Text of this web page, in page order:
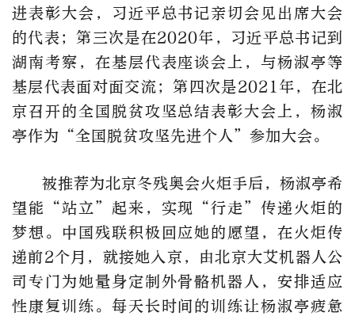
进表彰大会，习近平总书记亲切会见出席大会
的代表；第三次是在2020年，习近平总书记到
湖南考察，在基层代表座谈会上，与杨淑亭等
基层代表面对面交流；第四次是2021年，在北
京召开的全国脱贫攻坚总结表彰大会上，杨淑
亭作为“全国脱贫攻坚先进个人”参加大会。
被推荐为北京冬残奥会火炬手后，杨淑亭希
望能“站立”起来，实现“行走”传递火炬的
梦想。中国残联积极回应她的愿望，在火炬传
递前2个月，就接她入京，由北京大艾机器人公
司专门为她量身定制外骨骼机器人，安排适应
性康复训练。每天长时间的训练让杨淑亭疲惫